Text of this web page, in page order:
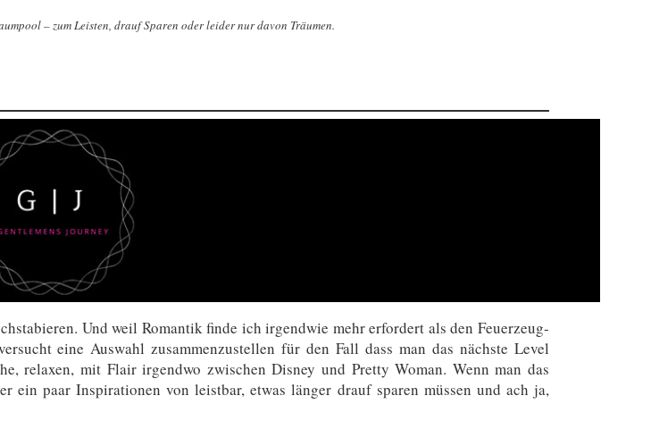
– zum Leisten, drauf Sparen oder leider nur davon Träumen.
Und weil Romantik finde ich irgendwie mehr erfordert als den Feuerzeug-
eine Auswahl zusammenzustellen für den Fall dass man das nächste Level
relaxen, mit Flair irgendwo zwischen Disney und Pretty Woman. Wenn man das
paar Inspirationen von leistbar, etwas länger drauf sparen müssen und ach ja,